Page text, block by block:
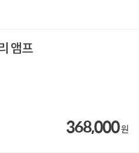
앰프
368,000원